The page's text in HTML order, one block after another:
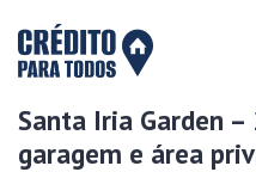
Santa Iria Garden
garagem e área